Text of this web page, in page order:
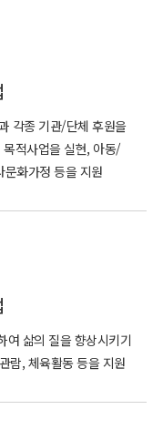
각종 기관/단체 후원을
적사업을 실현, 아동/
화가정 등을 지원
여 삶의 질을향상시키기
람, 체육활동 등을지원